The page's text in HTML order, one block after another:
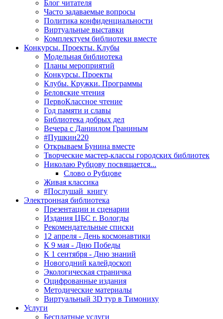
Блог читателя
Часто задаваемые вопросы
Политика конфиденциальности
Виртуальные выставки
Комплектуем библиотеки вместе
Конкурсы. Проекты. Клубы
Модельная библиотека
Планы мероприятий
Конкурсы. Проекты
Клубы. Кружки. Программы
Беловские чтения
ПервоКлассное чтение
Год памяти и славы
Библиотека добрых дел
Вечера с Даниилом Граниным
#Пушкин220
Открываем Бунина вместе
Творческие мастер-классы городских библиотек
Николаю Рубцову посвящается...
Слово о Рубцове
Живая классика
#Послушай_книгу
Электронная библиотека
Презентации и сценарии
Издания ЦБС г. Вологды
Рекомендательные списки
12 апреля - День космонавтики
К 9 мая - Дню Победы
К 1 сентября - Дню знаний
Новогодний калейдоскоп
Экологическая страничка
Оцифрованные издания
Методические материалы
Виртуальный 3D тур в Тимониху
Услуги
Бесплатные услуги